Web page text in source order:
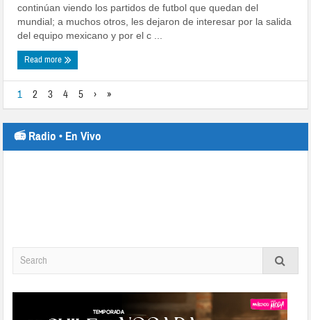
continúan viendo los partidos de futbol que quedan del
mundial; a muchos otros, les dejaron de interesar por la salida
del equipo mexicano y por el c ...
Read more
1 2 3 4 5 › »
📻 Radio • En Vivo